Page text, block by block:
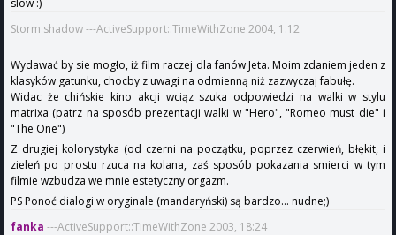
slow :)
Storm shadow ---ActiveSupport::TimeWithZone 2004, 1:12
Wydawać by sie mogło, iż film raczej dla fanów Jeta. Moim zdaniem jeden z
klasyków gatunku, chocby z uwagi na odmienną niż zazwyczaj fabułę.
Widac że chińskie kino akcji wciąz szuka odpowiedzi na walki w stylu
matrixa (patrz na sposób prezentacji walki w "Hero", "Romeo must die" i
"The One")
Z drugiej kolorystyka (od czerni na początku, poprzez czerwień, błękit, i
zieleń po prostu rzuca na kolana, zaś sposób pokazania smierci w tym
filmie wzbudza we mnie estetyczny orgazm.
PS Ponoć dialogi w oryginale (mandaryński) są bardzo... nudne;)
fanka ---ActiveSupport::TimeWithZone 2003, 18:24